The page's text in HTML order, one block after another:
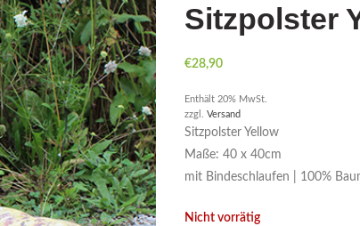
Sitzpolster
€28,90
Enthält 20% MwSt.
zzgl. Versand
Sitzpolster Yellow
Maße: 40 x 40cm
mit Bindeschlaufen | 100%
Nicht vorrätig